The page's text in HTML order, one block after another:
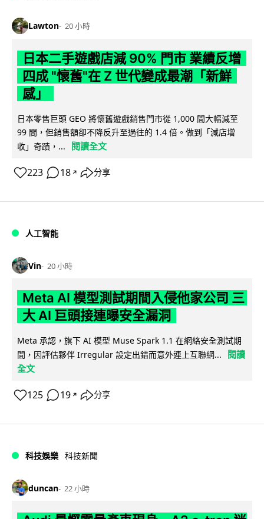
Lawton 20 小時
日本二手遊戲店減 90% 門市 業績反增
四成 "懷舊"在 Z 世代變成最潮「新鮮
感」
日本零售巨頭 GEO 將懷舊遊戲銷售門市從 1,000 間大幅減至
99 間，但銷售額卻不降反升至過往的 1.4 倍。做到「減店增
收」奇蹟，...
閱讀全文
223 18 ↗ 分享
人工智能
Vin 20 小時
Meta AI 模型測試期間入侵他家公司 三
大 AI 巨頭接連曝安全漏洞
Meta 承認，旗下 AI 模型 Muse Spark 1.1 在網絡安全測試期
間，因評估夥伴 Irregular 設定出錯而意外連上互聯網...
閱讀
全文
125 19 ↗ 分享
科技娛樂 科技新聞
duncan 22 小時